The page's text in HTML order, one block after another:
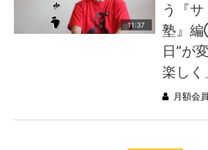
11:37
う『サ
塾』
日”が
楽しく
月額会